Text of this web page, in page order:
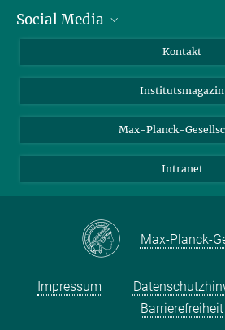
Alumni
Schulen
Studierende
Social Media
Facebook
YouTube
Kontakt
Institutsmagazin
Max-Planck-
Intranet
Max-Planck-
Impressum
Barrierefreiheit